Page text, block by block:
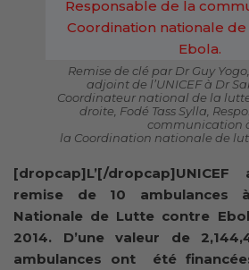
Remise de clé par Dr Guy
adjoint de l’UNICEF à Dr
Coordinateur national de la
droite, Fodé Tass Sylla,
communication
la Coordination nationale de
[dropcap]L’[/
remise de 10 ambulances
Nationale de Lutte contre
2014. D’une valeur de
ambulances ont été